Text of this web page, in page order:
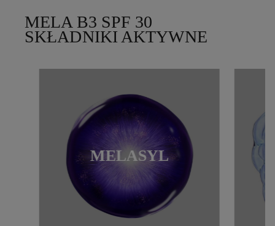
MELA B3 SPF 30
SKŁADNIKI AKTYWNE
MELASYL